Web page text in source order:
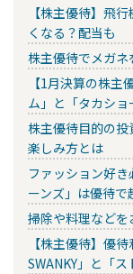
【株主優待】飛
くなる？配当も
株主優待でメガ
【1月決算の株
ム」と「タカシ
株主優待目的の
楽しみ方とは
ファッション好
ーンズ」は優待で
掃除や料理など
【株主優待】優
SWANKY」と「